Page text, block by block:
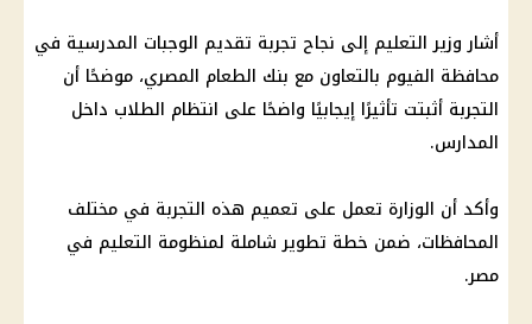
أشار وزير التعليم إلى نجاح تجربة تقديم الوجبات المدرسية في
محافظة الفيوم بالتعاون مع بنك الطعام المصري، موضحًا أن
التجربة أثبتت تأثيرًا إيجابيًا واضحًا على انتظام الطلاب داخل
المدارس.
وأكد أن الوزارة تعمل على تعميم هذه التجربة في مختلف
المحافظات، ضمن خطة تطوير شاملة لمنظومة التعليم في
مصر.